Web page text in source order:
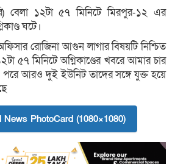
বেলা ১২টা ৫৭ মিনিটে মিরপুর-১২ এর
ঘটে।
রোজিনা আগুন লাগার বিষয়টি নিশ্চিত
৫৭ মিনিটে অগ্নিকাণ্ডের খবরে আমার চার
পরে আরও দুই ইউনিট তাদের সঙ্গে যুক্ত হয়ে
News PhotoCard (1080×1080)